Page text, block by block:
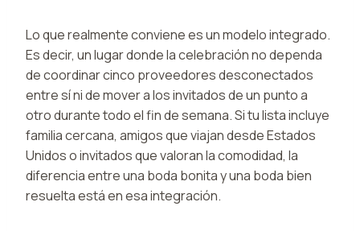
Lo que realmente conviene es un modelo integrado.
Es decir, un lugar donde la celebración no dependa
de coordinar cinco proveedores desconectados
entre sí ni de mover a los invitados de un punto a
otro durante todo el fin de semana. Si tu lista incluye
familia cercana, amigos que viajan desde Estados
Unidos o invitados que valoran la comodidad, la
diferencia entre una boda bonita y una boda bien
resuelta está en esa integración.